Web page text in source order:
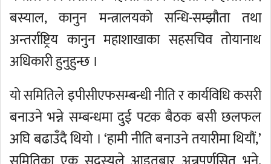
बस्याल, कानुन मन्त्रालयको सन्धि-सम्झौता तथा
अन्तर्राष्ट्रिय कानुन महाशाखाका सहसचिव तोयानाथ
अधिकारी हुनुहुन्छ ।
यो समितिले इपीसीएफसम्बन्धी नीति र कार्यविधि कसरी
बनाउने भन्ने सम्बन्धमा दुई पटक बैठक बसी छलफल
अघि बढाउँदै थियो । ‘हामी नीति बनाउने तयारीमा थियौं,’